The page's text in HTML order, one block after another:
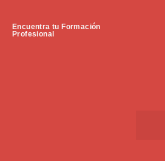
Encuentra tu Formación
Profesional